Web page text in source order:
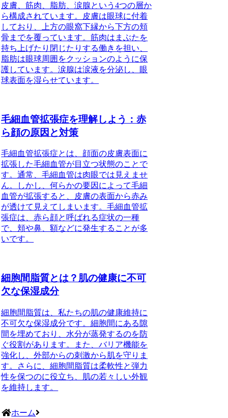
皮膚、筋肉、脂肪、涙腺という4つの層か
ら構成されています。皮膚は眼球に付着
しており、上方の眼窩下縁から下方の頬
骨までを覆っています。筋肉はまぶたを
持ち上げたり閉じたりする働きを担い、
脂肪は眼球周囲をクッションのように保
護しています。涙腺は涙液を分泌し、眼
球表面を湿らせています。
毛細血管拡張症を理解しよう：赤
ら顔の原因と対策
毛細血管拡張症とは、顔面の皮膚表面に
拡張した毛細血管が目立つ状態のことで
す。通常、毛細血管は肉眼では見えませ
ん。しかし、何らかの要因によって毛細
血管が拡張すると、皮膚の表面から赤み
が透けて見えてしまいます。毛細血管拡
張症は、赤ら顔と呼ばれる症状の一種
で、頬や鼻、額などに発生することが多
いです。
細胞間脂質とは？肌の健康に不可
欠な保湿成分
細胞間脂質は、私たちの肌の健康維持に
不可欠な保湿成分です。細胞間にある隙
間を埋めており、水分が蒸発するのを防
ぐ役割があります。また、バリア機能を
強化し、外部からの刺激から肌を守りま
す。さらに、細胞間脂質は柔軟性と弾力
性を保つのに役立ち、肌の若々しい外観
を維持します。
ホーム